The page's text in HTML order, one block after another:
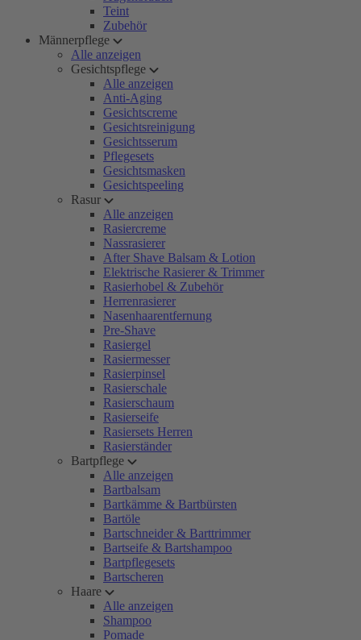
Teint
Zubehör
Männerpflege
Alle anzeigen
Gesichtspflege
Alle anzeigen
Anti-Aging
Gesichtscreme
Gesichtsreinigung
Gesichtsserum
Pflegesets
Gesichtsmasken
Gesichtspeeling
Rasur
Alle anzeigen
Rasiercreme
Nassrasierer
After Shave Balsam & Lotion
Elektrische Rasierer & Trimmer
Rasierhobel & Zubehör
Herrenrasierer
Nasenhaarentfernung
Pre-Shave
Rasiergel
Rasiermesser
Rasierpinsel
Rasierschale
Rasierschaum
Rasierseife
Rasiersets Herren
Rasierständer
Bartpflege
Alle anzeigen
Bartbalsam
Bartkämme & Bartbürsten
Bartöle
Bartschneider & Barttrimmer
Bartseife & Bartshampoo
Bartpflegesets
Bartscheren
Haare
Alle anzeigen
Shampoo
Pomade